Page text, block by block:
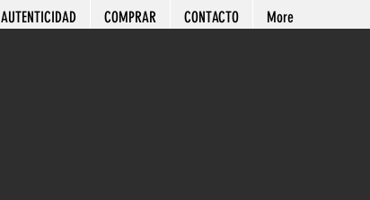
AUTENTICIDAD COMPRAR CONTACTO More